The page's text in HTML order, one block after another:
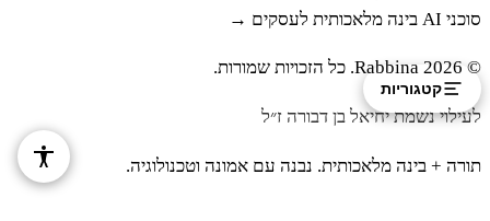
קטגוריות
סוכני AI בינה מלאכותית לעסקים →
© 2026 Rabbina. כל הזכויות שמורות.
לעילוי נשמת יחיאל בן דבורה ז״ל
תורה + בינה מלאכותית. נבנה עם אמונה וטכנולוגיה.